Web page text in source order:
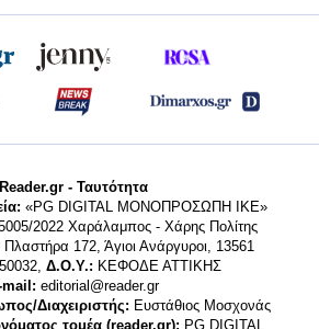
Reader.gr - Ταυτότητα
«PG DIGITAL MONΟΠΡΟΣΩΠΗ ΙΚΕ»
2022 Χαράλαμπος - Χάρης Πολίτης
Πλαστήρα 172, Άγιοι Ανάργυροι, 13561
Δ.Ο.Υ.: ΚΕΦΟΔΕ ΑΤΤΙΚΗΣ
mail: editorial@reader.gr
Διαχειριστής: Ευστάθιος Μοσχονάς
τομέα (reader.gr): PG DIGITAL